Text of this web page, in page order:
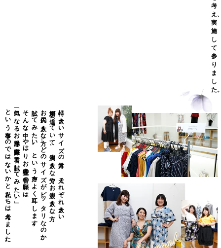
考
え
実
施
し
て
参
り
ま
し
た
そんな中、やはりお客様の一番の願いは
「気になるお洋服を実際に着て試してみたい」
という事なのではないかと私たちは考えました。 特に大きいサイズの方々は、人それぞれ大きい
場所が違っていて、胸の大きな方やお腹の大きな方、
お尻の大きな方…どのサイズがピッタリなのか、
試してみたい。という声をよく耳にします。